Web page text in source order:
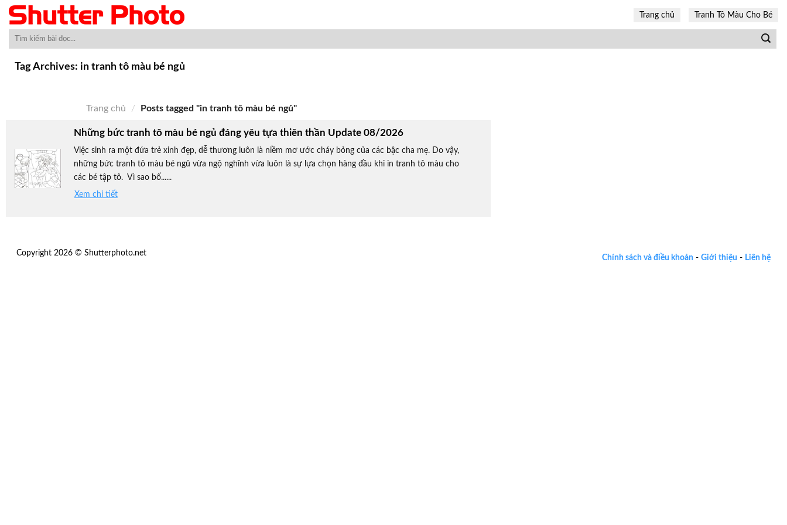
Skip
content
Trang chủ Tranh Tô Màu Cho Bé
Tag Archives: in tranh tô màu bé ngủ
Trang chủ / Posts tagged "in tranh tô màu bé ngủ"
Những bức tranh tô màu bé ngủ đáng yêu tựa thiên thần Update 08/2026
Việc sinh ra một đứa trẻ xinh đẹp, dễ thương luôn là niềm mơ ước cháy bỏng của các bậc cha mẹ. Do vậy,
những bức tranh tô màu bé ngủ vừa ngộ nghĩnh vừa luôn là sự lựa chọn hàng đầu khi in tranh tô màu cho
các bé tập tô. Vì sao bố......
Xem chi tiết
Chính sách và điều khoản - Giới thiệu - Liên hệ
Copyright 2026 © Shutterphoto.net